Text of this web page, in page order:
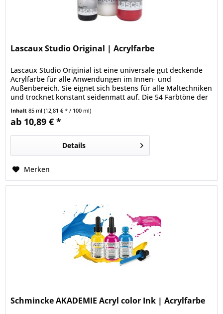
Lascaux Studio Original | Acrylfarbe
Lascaux Studio Originial ist eine universale gut deckende
Acrylfarbe für alle Anwendungen im Innen- und
Außenbereich. Sie eignet sich bestens für alle Maltechniken
und trocknet konstant seidenmatt auf. Die 54 Farbtöne der
mischbar und behalten auch bei starker Verdünnung ihre
Leuchtkraft und Farbintensität bei.
Inhalt85 ml(12,81 € * / 100 ml)
ab 10,89 € *
Details
Merken
Schmincke AKADEMIE Acryl color Ink | Acrylfarbe